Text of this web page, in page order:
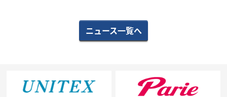
ニュース一覧へ